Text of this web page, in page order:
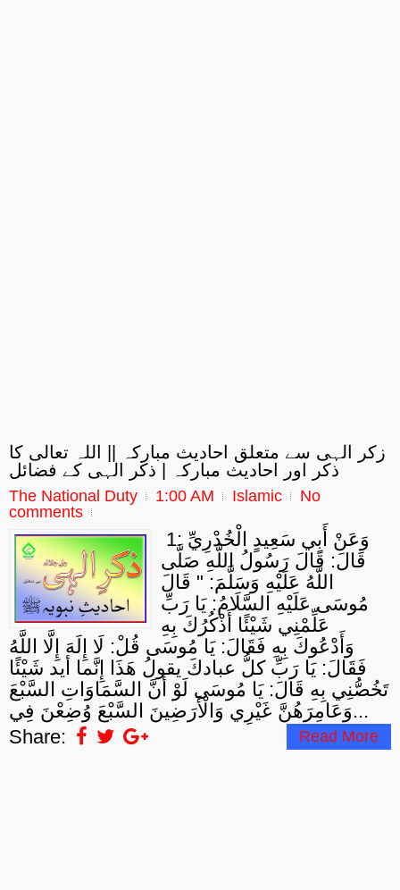
زکر الہی سے متعلق احادیث مبارکہ || اللہ تعالی کا
ذکر اور احادیث مبارکہ | ذکر الہی کے فضائل
The National Duty 1:00 AM Islamic
No
comments
1: وَعَنْ أَبِي سَعِيدٍ الْخُدْرِيِّ
قَالَ: قَالَ رَسُولُ اللَّهِ صَلَّى
اللَّهُ عَلَيْهِ وَسَلَّمَ: " قَالَ
مُوسَى عَلَيْهِ السَّلَامُ: يَا رَبِّ
عَلِّمْنِي شَيْئًا أَذْكُرُكَ بِهِ
وَأَدْعُوكَ بِهِ فَقَالَ: يَا مُوسَى قُلْ: لَا إِلَهَ إِلَّا اللَّهُ
فَقَالَ: يَا رَبِّ كلُّ عبادكَ يقولُ هَذَا إِنَّما أيد شَيْئًا
تَخُصُّنِي بِهِ قَالَ: يَا مُوسَى لَوْ أَنَّ السَّمَاوَاتِ السَّبْعَ
وَعَامِرَهُنَّ غَيْرِي وَالْأَرَضِينَ السَّبْعَ وُضِعْنَ فِي...
Share:
Read More